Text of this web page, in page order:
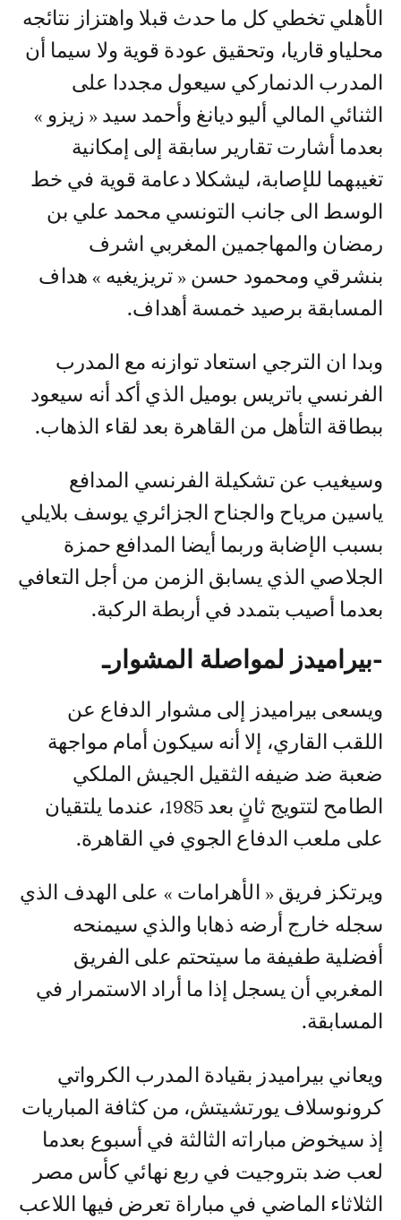
الأهلي تخطي كل ما حدث قبلا واهتزاز نتائجه
محلياو قاريا، وتحقيق عودة قوية ولا سيما أن
المدرب الدنماركي سيعول مجددا على
الثنائي المالي أليو ديانغ وأحمد سيد « زيزو »
بعدما أشارت تقارير سابقة إلى إمكانية
تغيبهما للإصابة، ليشكلا دعامة قوية في خط
الوسط الى جانب التونسي محمد علي بن
رمضان والمهاجمين المغربي اشرف
بنشرقي ومحمود حسن « تريزيغيه » هداف
المسابقة برصيد خمسة أهداف.
وبدا ان الترجي استعاد توازنه مع المدرب
الفرنسي باتريس بوميل الذي أكد أنه سيعود
ببطاقة التأهل من القاهرة بعد لقاء الذهاب.
وسيغيب عن تشكيلة الفرنسي المدافع
ياسين مرياح والجناح الجزائري يوسف بلايلي
بسبب الإضابة وربما أيضا المدافع حمزة
الجلاصي الذي يسابق الزمن من أجل التعافي
بعدما أصيب بتمدد في أربطة الركبة.
-بيراميدز لمواصلة المشوارـ
ويسعى بيراميدز إلى مشوار الدفاع عن
اللقب القاري، إلا أنه سيكون أمام مواجهة
ضعبة ضد ضيفه الثقيل الجيش الملكي
الطامح لتتويج ثانٍ بعد 1985، عندما يلتقيان
على ملعب الدفاع الجوي في القاهرة.
ويرتكز فريق « الأهرامات » على الهدف الذي
سجله خارج أرضه ذهابا والذي سيمنحه
أفضلية طفيفة ما سيتحتم على الفريق
المغربي أن يسجل إذا ما أراد الاستمرار في
المسابقة.
ويعاني بيراميدز بقيادة المدرب الكرواتي
كرونوسلاف يورتشيتش، من كثافة المباريات
إذ سيخوض مباراته الثالثة في أسبوع بعدما
لعب ضد بتروجيت في ربع نهائي كأس مصر
الثلاثاء الماضي في مباراة تعرض فيها اللاعب